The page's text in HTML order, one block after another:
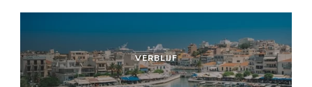
VERBLIJF